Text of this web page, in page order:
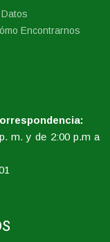
Encontrarnos
m. y de 2:00 p.m a